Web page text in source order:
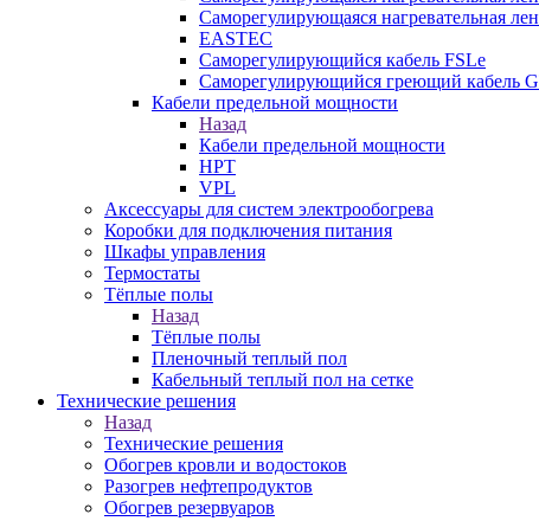
Саморегулирующаяся нагревательная
EASTEC
Саморегулирующийся кабель FSLe
Саморегулирующийся греющий кабель
Кабели предельной мощности
Назад
Кабели предельной мощности
HPT
VPL
Аксессуары для систем электрообогрева
Коробки для подключения питания
Шкафы управления
Термостаты
Тёплые полы
Назад
Тёплые полы
Пленочный теплый пол
Кабельный теплый пол на сетке
Технические решения
Назад
Технические решения
Обогрев кровли и водостоков
Разогрев нефтепродуктов
Обогрев резервуаров